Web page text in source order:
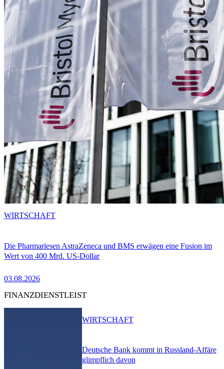
Die Pharmariesen AstraZeneca und BMS erwägen eine Fusion im
Wert von 400 Mrd. US-Dollar
03.08.2026
WIRTSCHAFT
FINANZDIENSTLEIST
Deutsche Bank kommt in Russland-Affäre
glimpflich davon
WIRTSCHAFT